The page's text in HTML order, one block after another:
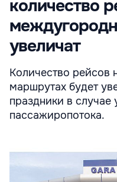
количество
увеличат
Количество рейсов
маршрутах будет
праздники в случае
пассажиропотока.